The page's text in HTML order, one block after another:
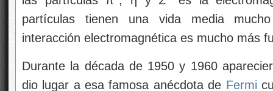
afectar a la forma en la que el diapasón
de oscilación, está peor definida. Para una
corresponde a su energía. El diapasón
ensancha su curva de resonancia.
extremadamente inestable se miden